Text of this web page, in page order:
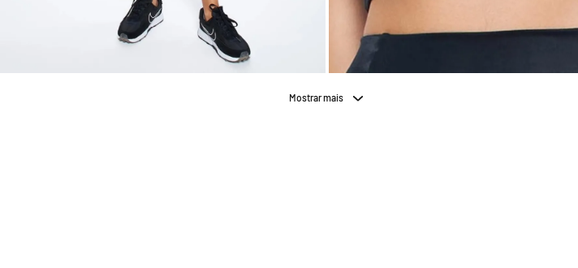
Mostrar mais